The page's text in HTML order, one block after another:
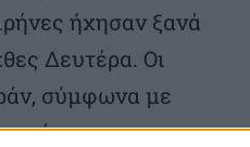
ήχησαν ξανά
Δευτέρα. Οι
σύμφωνα με
εκτάκτων